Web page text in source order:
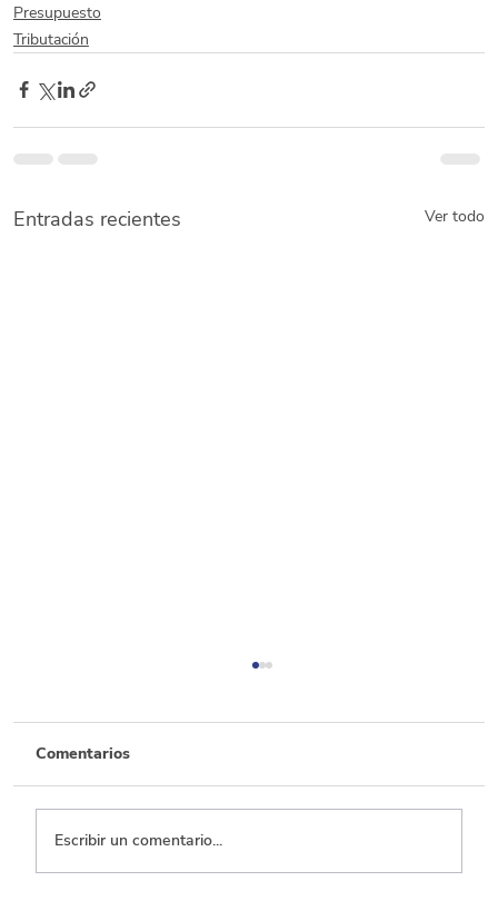
Presupuesto
Tributación
Entradas recientes Ver todo
Comentarios
Escribir un comentario...